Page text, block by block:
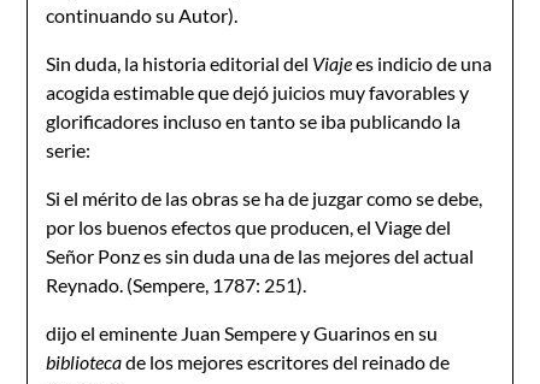
continuando su Autor).
Sin duda, la historia editorial del Viajees indicio de una
acogida estimable que dejó juicios muy favorables y
glorificadores incluso en tanto se iba publicando la
serie:
Si el mérito de las obras se ha de juzgar como se debe,
por los buenos efectos que producen, el Viage del
Señor Ponz es sin duda una de las mejores del actual
Reynado. (Sempere, 1787: 251).
dijo el eminente Juan Sempere y Guarinos en su
bibliotecade los mejores escritores del reinado de